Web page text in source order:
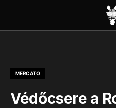
MERCATO
Védőcsere a